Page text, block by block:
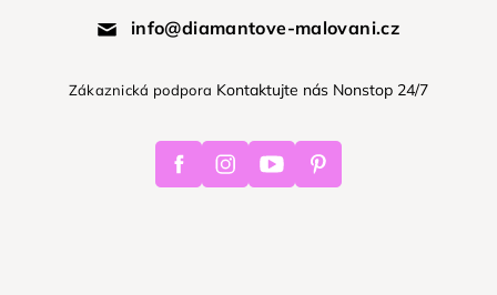
info@diamantove-malovani.cz
Zákaznická podpora Kontaktujte nás Nonstop 24/7
FacebookInstagramYoutube Pinterest